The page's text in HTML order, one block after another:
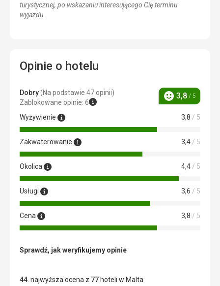
turystycznej, po wskazaniu interesującego Cię terminu
wyjazdu.
Opinie o hotelu
Dobry(Na podstawie 47 opinii)
Zablokowane opinie: 6
Ocena
3,8 / 5
Wyżywienie 3,8 / 5
Zakwaterowanie 3,4/ 5
Okolica 4,4/ 5
Usługi 3,6 / 5
Cena 3,8 / 5
Sprawdź, jak weryfikujemy opinie
44. najwyższa ocena z 77 hoteli w Malta